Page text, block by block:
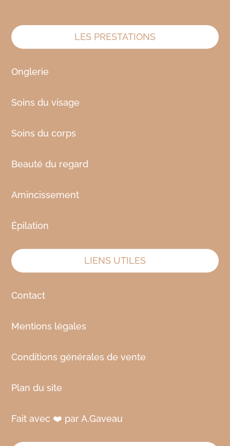
LES PRESTATIONS
Onglerie
Soins du visage
Soins du corps
Beauté du regard
Amincissement
Épilation
LIENS UTILES
Contact
Mentions légales
Conditions générales de vente
Plan du site
Fait avec ❤️ par A.Gaveau